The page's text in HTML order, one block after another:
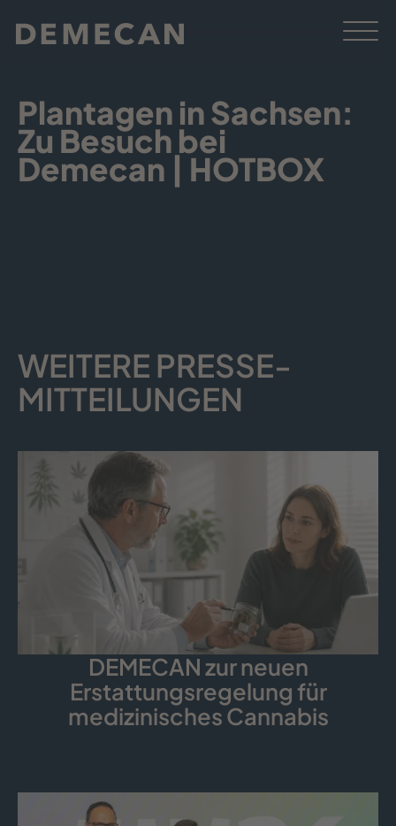
Plantagen in Sachsen:
Zu Besuch bei
Demecan | HOTBOX
WEITERE PRESSE­
MITTEILUNGEN
DEMECAN zur neuen
Erstattungsregelung für
medizinisches Cannabis